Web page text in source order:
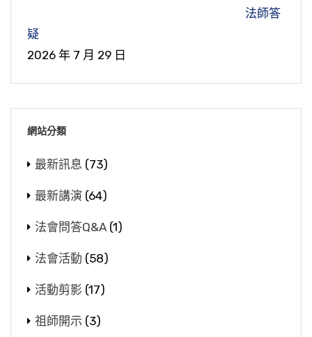
法師答
疑
2026 年 7 月 29 日
網站分類
最新訊息 (73)
最新講演 (64)
法會問答Q&A (1)
法會活動 (58)
活動剪影 (17)
祖師開示 (3)